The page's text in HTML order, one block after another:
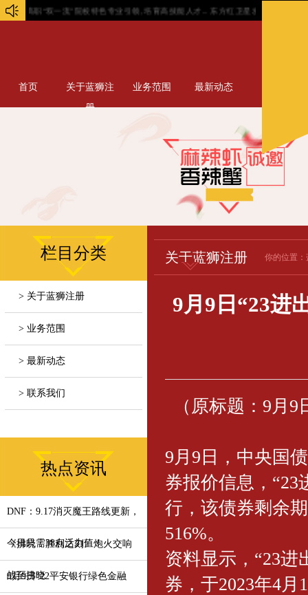
些高职“双一流”院校特色专业引领, 培育高技能人才... 东方红卫星发射前，有人提议
首页
关于蓝狮注
册
业务范围 最新动态
栏目分类
> 关于蓝狮注册
> 业务范围
> 最新动态
> 联系我们
热点资讯
DNF：9.17消灭魔王路线更新，
今日只需38点活力值！
《拂晓：胜利之刻》炮火交响
战至拂晓
9月9日“22平安银行绿色金融
关于蓝狮注册 你的位置：
9月9日“23进
（原标题：9月
9月9日，中央国
券报价信息，“23
行，该债券剩余
516%。
资料显示，“23进
券，于2023年4